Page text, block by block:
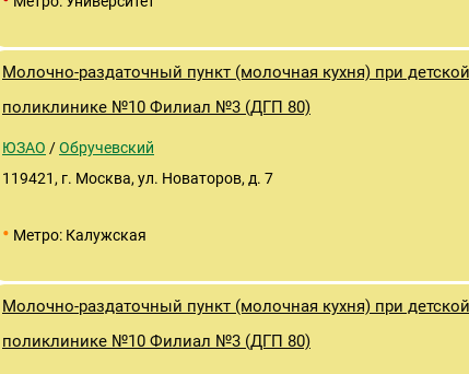
Молочно-раздаточный пункт (молочная кухня) при детской
поликлинике №10 Филиал №3 (ДГП 80)
ЮЗАО /Обручевский
119421, г. Москва, ул. Новаторов, д. 7
• Метро: Калужская
Молочно-раздаточный пункт (молочная кухня) при детской
поликлинике №10 Филиал №3 (ДГП 80)